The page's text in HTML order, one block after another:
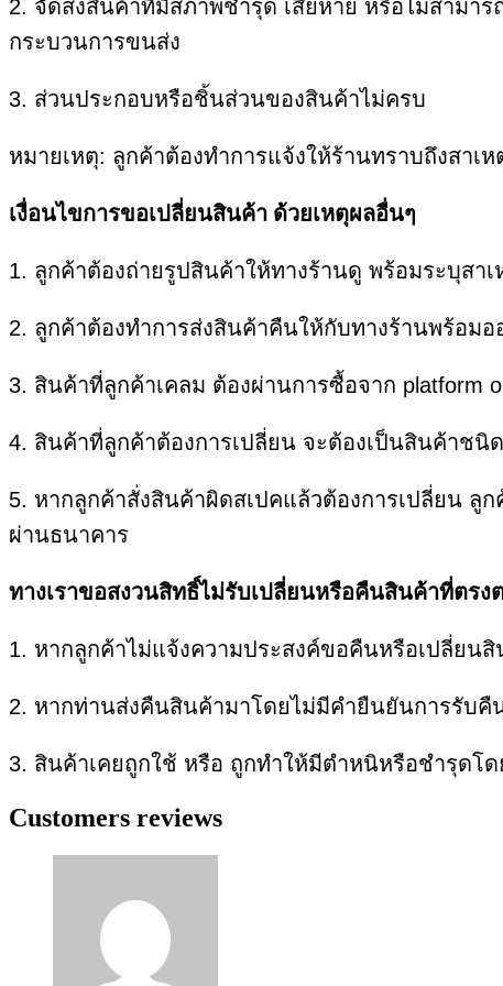
2. จัดส่งสินค้าที่มีสภาพชำรุด เสียหาย หรือไม่สามา
กระบวนการขนส่ง
3. ส่วนประกอบหรือชิ้นส่วนของสินค้าไม่ครบ
หมายเหตุ: ลูกค้าต้องทำการแจ้งให้ร้านทราบถึงสา
เงื่อนไขการขอเปลี่ยนสินค้า ด้วยเหตุผลอื่นๆ
1. ลูกค้าต้องถ่ายรูปสินค้าให้ทางร้านดู พร้อมระบุสา
2. ลูกค้าต้องทำการส่งสินค้าคืนให้กับทางร้านพร้อม
3. สินค้าที่ลูกค้าเคลม ต้องผ่านการซื้อจาก platform
4. สินค้าที่ลูกค้าต้องการเปลี่ยน จะต้องเป็นสินค้าชนิ
5. หากลูกค้าสั่งสินค้าผิดสเปคแล้วต้องการเปลี่ยน
ผ่านธนาคาร
ทางเราขอสงวนสิทธิ์ไม่รับเปลี่ยนหรือคืนสินค้าที่ตรง
1. หากลูกค้าไม่แจ้งความประสงค์ขอคืนหรือเปลี่ยน
2. หากท่านส่งคืนสินค้ามาโดยไม่มีคำยืนยันการรับคื
3. สินค้าเคยถูกใช้ หรือ ถูกทำให้มีตำหนิหรือชำรุดโ
Customers reviews